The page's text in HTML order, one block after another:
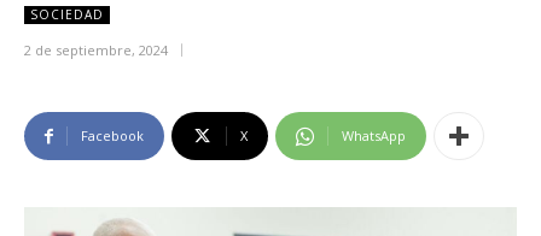
SOCIEDAD
2 de septiembre, 2024
Facebook X WhatsApp